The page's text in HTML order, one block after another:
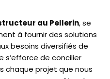
au Pellerin, se
à fournir des solutions
besoins diversifiés de
s’efforce de concilier
chaque projet que nous